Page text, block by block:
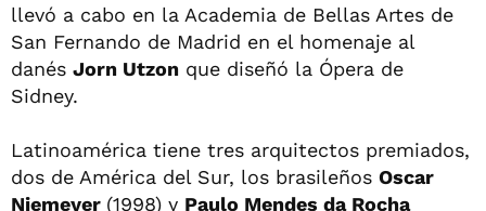
llevó a cabo en la Academia de Bellas Artes de
San Fernando de Madrid en el homenaje al
danés Jorn Utzon que diseñó la Ópera de
Sidney.
Latinoamérica tiene tres arquitectos premiados,
dos de América del Sur, los brasileños Oscar
Niemeyer (1998) y Paulo Mendes da Rocha